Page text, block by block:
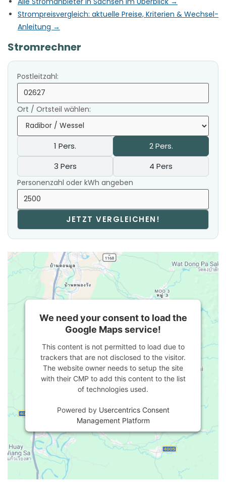
Strompreisvergleich: aktuelle Preise, Kriterien & Wechsel-
Anleitung →
Stromrechner
Postleitzahl:
Ort / Ortsteil wählen:
1 Pers.
2 Pers.
3 Pers
4 Pers
Personenzahl oder kWh angeben
JETZT VERGLEICHEN!
We need your consent to load the
Google Maps service!
This content is not permitted to load due to
trackers that are not disclosed to the visitor.
The website owner needs to setup the site
with their CMP to add this content to the list
of technologies used.
Powered by Usercentrics Consent
Management Platform